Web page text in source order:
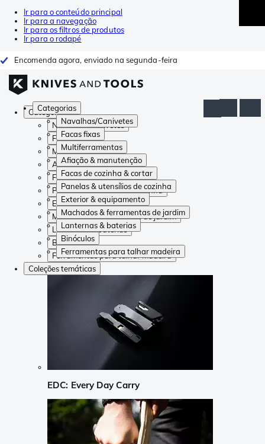
Ir para o conteúdo principal
Ir para a navegação
Ir para os filtros de produtos
Ir para o rodapé
Encomenda agora, enviado na segunda-feira
Categorias
Navalhas/Canivetes
Facas fixas
Multiferramentas
Afiação & manutenção
Facas de cozinha & cortar
Panelas & utensílios de cozinha
Exterior & equipamento
Machados & ferramentas de jardim
Lanternas & baterias
Binóculos
Ferramentas para talhar madeira
Categorias
Navalhas/Canivetes
Facas fixas
Multiferramentas
Afiação & manutenção
Facas de cozinha & cortar
Panelas & utensílios de cozinha
Exterior & equipamento
Machados & ferramentas de jardim
Lanternas & baterias
Binóculos
Ferramentas para talhar madeira
Coleções temáticas
EDC: Every Day Carry